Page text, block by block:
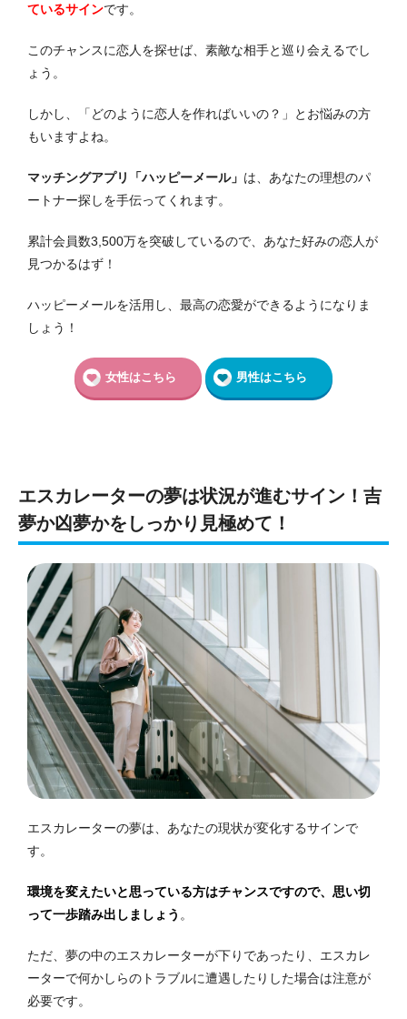
ているサインです。
このチャンスに恋人を探せば、素敵な相手と巡り会えるでし
ょう。
しかし、「どのように恋人を作ればいいの？」とお悩みの方
もいますよね。
マッチングアプリ「ハッピーメール」 は、あなたの理想のパ
ートナー探しを手伝ってくれます。
累計会員数3,500万を突破しているので、あなた好みの恋人が
見つかるはず！
ハッピーメールを活用し、最高の恋愛ができるようになりま
しょう！
女性はこちら 男性はこちら
エスカレーターの夢は状況が進むサイン！吉
夢か凶夢かをしっかり見極めて！
エスカレーターの夢は、あなたの現状が変化するサインで
す。
環境を変えたいと思っている方はチャンスですので、思い切
って一歩踏み出しましょう 。
ただ、夢の中のエスカレーターが下りであったり、エスカレ
ーターで何かしらのトラブルに遭遇したりした場合は注意が
必要です。